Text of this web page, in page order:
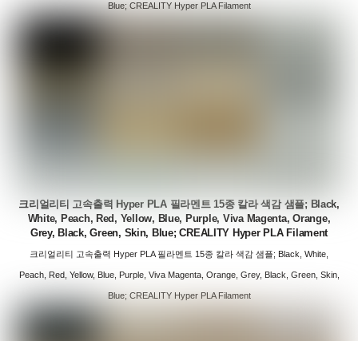
Blue; CREALITY Hyper PLA Filament
크리얼리티 고속출력 Hyper PLA 필라멘트 15종 칼라 색감 샘플; Black,
White, Peach, Red, Yellow, Blue, Purple, Viva Magenta, Orange,
Grey, Black, Green, Skin, Blue; CREALITY Hyper PLA Filament
크리얼리티 고속출력 Hyper PLA 필라멘트 15종 칼라 색감 샘플; Black, White,
Peach, Red, Yellow, Blue, Purple, Viva Magenta, Orange, Grey, Black, Green, Skin,
Blue; CREALITY Hyper PLA Filament